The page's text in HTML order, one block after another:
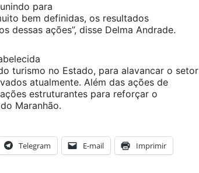
para
bem definidas, os resultados
dessas ações”, disse Delma Andrade.
turismo no Estado, para alavancar o setor
atualmente. Além das ações de
estruturantes para reforçar o
Maranhão.
Telegram E-mail Imprimir